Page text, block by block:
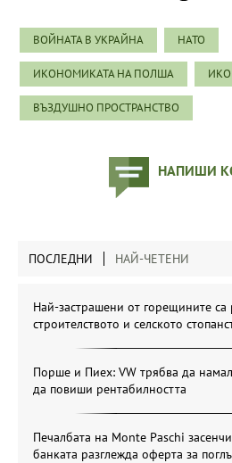
ВОЙНАТА В УКРАЙНА НАТО
ИКОНОМИКАТА НА ПОЛША
ВЪЗДУШНО ПРОСТРАНСТВО
НАПИШИ
ПОСЛЕДНИ НАЙ-ЧЕТЕНИ
Най-застрашени от горещините
строителството и селското
Порше и Пиех: VW трябва да
да повиши рентабилността
Печалбата на Monte Paschi
банката разглежда оферта за